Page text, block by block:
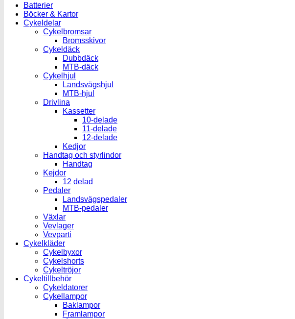
Batterier
Böcker & Kartor
Cykeldelar
Cykelbromsar
Bromsskivor
Cykeldäck
Dubbdäck
MTB-däck
Cykelhjul
Landsvägshjul
MTB-hjul
Drivlina
Kassetter
10-delade
11-delade
12-delade
Kedjor
Handtag och styrlindor
Handtag
Kejdor
12 delad
Pedaler
Landsvägspedaler
MTB-pedaler
Växlar
Vevlager
Vevparti
Cykelkläder
Cykelbyxor
Cykelshorts
Cykeltröjor
Cykeltillbehör
Cykeldatorer
Cykellampor
Baklampor
Framlampor